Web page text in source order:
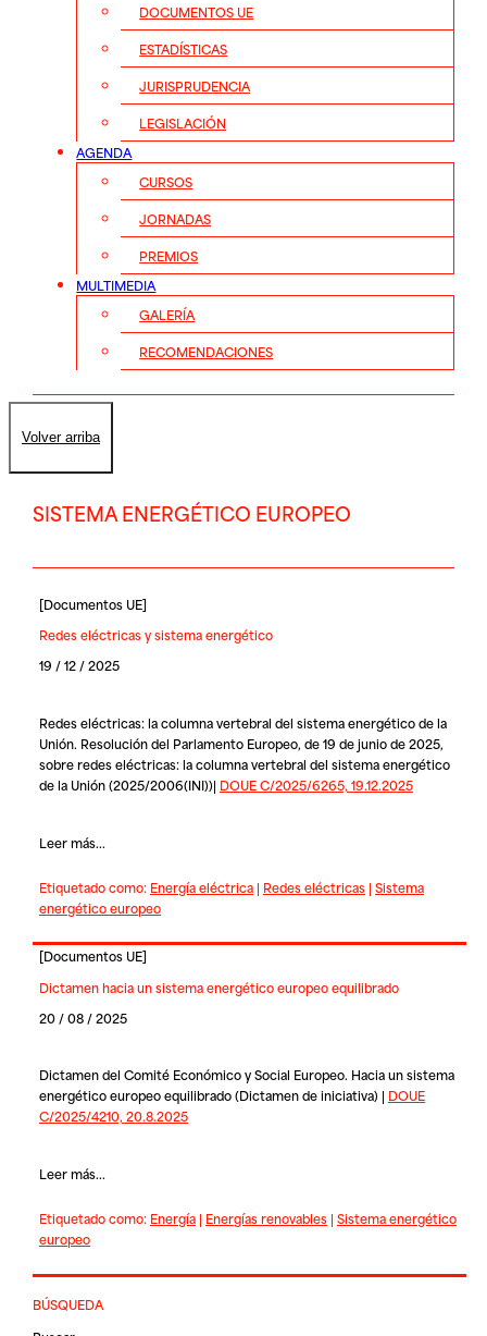
DOCUMENTOS UE
ESTADÍSTICAS
JURISPRUDENCIA
LEGISLACIÓN
AGENDA
CURSOS
JORNADAS
PREMIOS
MULTIMEDIA
GALERÍA
RECOMENDACIONES
Volver arriba
SISTEMA ENERGÉTICO EUROPEO
[Documentos UE]
Redes eléctricas y sistema energético
19 / 12 / 2025
Redes eléctricas: la columna vertebral del sistema energético de la
Unión. Resolución del Parlamento Europeo, de 19 de junio de 2025,
sobre redes eléctricas: la columna vertebral del sistema energético
de la Unión (2025/2006(INI))| DOUE C/2025/6265, 19.12.2025
Leer más...
Etiquetado como: Energía eléctrica| Redes eléctricas| Sistema
energético europeo
[Documentos UE]
Dictamen hacia un sistema energético europeo equilibrado
20 / 08 / 2025
Dictamen del Comité Económico y Social Europeo. Hacia un sistema
energético europeo equilibrado (Dictamen de iniciativa) | DOUE
C/2025/4210, 20.8.2025
Leer más...
Etiquetado como: Energía| Energías renovables| Sistema energético
europeo
BÚSQUEDA